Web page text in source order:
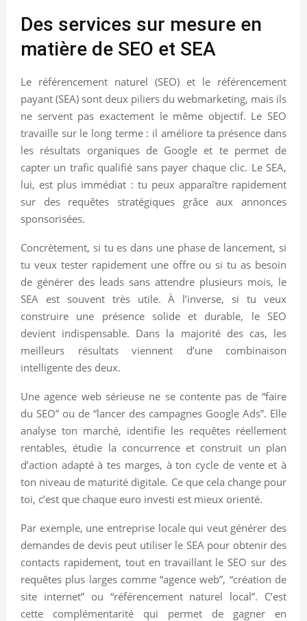
Des services sur mesure en
matière de SEO et SEA
Le référencement naturel (SEO) et le référencement
payant (SEA) sont deux piliers du webmarketing, mais ils
ne servent pas exactement le même objectif. Le SEO
travaille sur le long terme : il améliore ta présence dans
les résultats organiques de Google et te permet de
capter un trafic qualifié sans payer chaque clic. Le SEA,
lui, est plus immédiat : tu peux apparaître rapidement
sur des requêtes stratégiques grâce aux annonces
sponsorisées.
Concrètement, si tu es dans une phase de lancement, si
tu veux tester rapidement une offre ou si tu as besoin
de générer des leads sans attendre plusieurs mois, le
SEA est souvent très utile. À l’inverse, si tu veux
construire une présence solide et durable, le SEO
devient indispensable. Dans la majorité des cas, les
meilleurs résultats viennent d’une combinaison
intelligente des deux.
Une agence web sérieuse ne se contente pas de “faire
du SEO” ou de “lancer des campagnes Google Ads”. Elle
analyse ton marché, identifie les requêtes réellement
rentables, étudie la concurrence et construit un plan
d’action adapté à tes marges, à ton cycle de vente et à
ton niveau de maturité digitale. Ce que cela change pour
toi, c’est que chaque euro investi est mieux orienté.
Par exemple, une entreprise locale qui veut générer des
demandes de devis peut utiliser le SEA pour obtenir des
contacts rapidement, tout en travaillant le SEO sur des
requêtes plus larges comme “agence web”, “création de
site internet” ou “référencement naturel local”. C’est
cette complémentarité qui permet de gagner en